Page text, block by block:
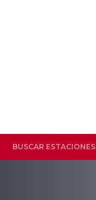
BUSCAR ESTACIONES